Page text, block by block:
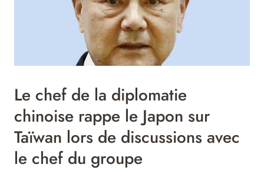
Le chef de la diplomatie
chinoise rappe le Japon sur
Taïwan lors de discussions avec
le chef du groupe